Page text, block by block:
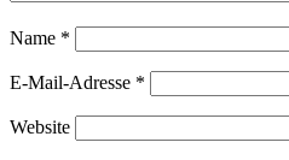
Name *
E-Mail-Adresse *
Website